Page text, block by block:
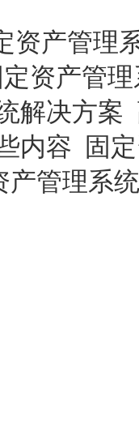
资产管理
定资产管
解决方案
内容
固
产管理系